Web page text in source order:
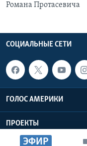
ЭФИР
Романа Протасевича
СОЦИАЛЬНЫЕ СЕТИ
ГОЛОС АМЕРИКИ
ПРОЕКТЫ